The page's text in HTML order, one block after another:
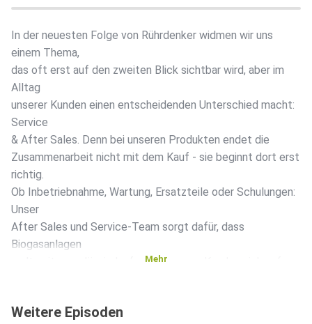
In der neuesten Folge von Rührdenker widmen wir uns
einem Thema,
das oft erst auf den zweiten Blick sichtbar wird, aber im
Alltag
unserer Kunden einen entscheidenden Unterschied macht:
Service
& After Sales. Denn bei unseren Produkten endet die
Zusammenarbeit nicht mit dem Kauf - sie beginnt dort erst
richtig.
Ob Inbetriebnahme, Wartung, Ersatzteile oder Schulungen:
Unser
After Sales und Service-Team sorgt dafür, dass
Biogasanlagen
weltweit zuverlässig laufen und unsere Kunden sich auf
Wiedemann,
Mehr
Weitere Episoden